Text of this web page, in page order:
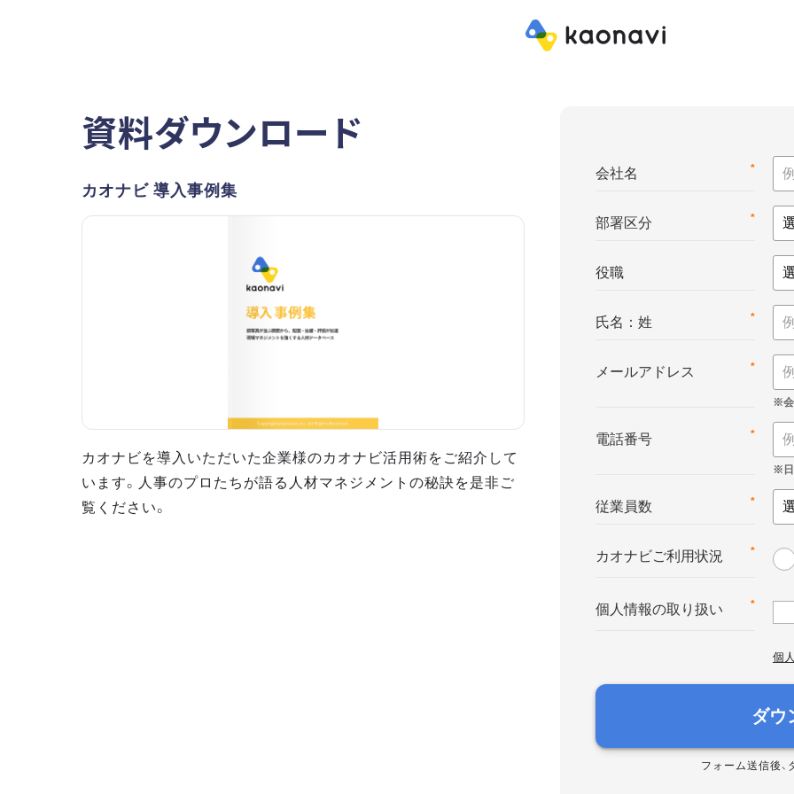
資料ダウンロード
カオナビ 導入事例集
カオナビを導入いただいた企業様のカオナビ活用術をご紹介して
います。人事のプロたちが語る人材マネジメントの秘訣を是非ご
覧ください。
*
会社名
*
部署区分
役職
*
氏名：姓
*
メールアドレス
*
電話番号
*
従業員数
*
カオナビご利用状況
*
個人情報の取り扱い
個
ダウ
フォーム送信後